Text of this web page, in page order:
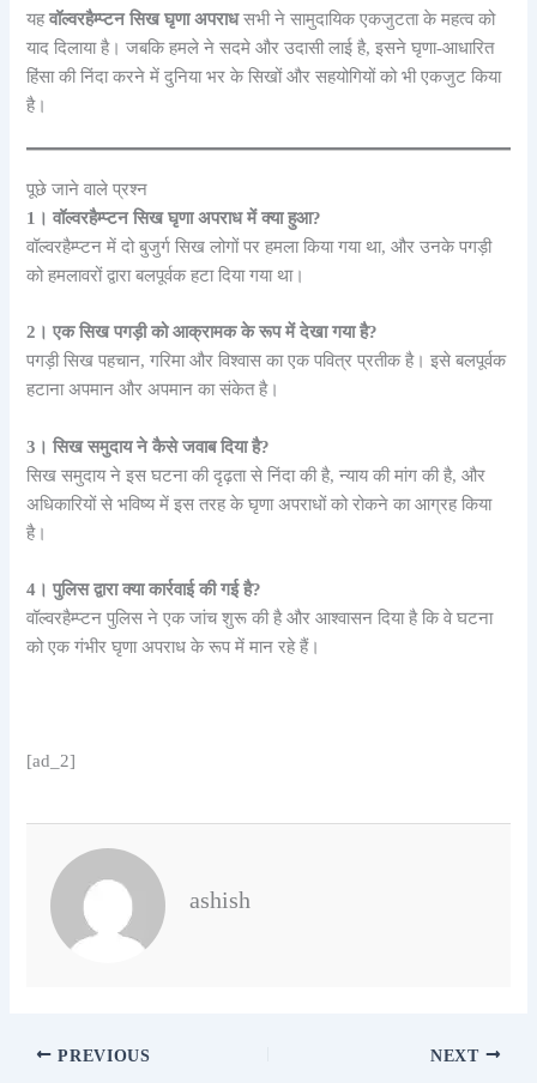
यहवॉल्वरहैम्प्टन सिख घृणा अपराधसभी ने सामुदायिक एकजुटता के महत्व को
याद दिलाया है। जबकि हमले ने सदमे और उदासी लाई है, इसने घृणा-आधारित
हिंसा की निंदा करने में दुनिया भर के सिखों और सहयोगियों को भी एकजुट किया
है।
पूछे जाने वाले प्रश्न
1। वॉल्वरहैम्प्टन सिख घृणा अपराध में क्या हुआ?
वॉल्वरहैम्प्टन में दो बुजुर्ग सिख लोगों पर हमला किया गया था, और उनके पगड़ी
को हमलावरों द्वारा बलपूर्वक हटा दिया गया था।
2। एक सिख पगड़ी को आक्रामक के रूप में देखा गया है?
पगड़ी सिख पहचान, गरिमा और विश्वास का एक पवित्र प्रतीक है। इसे बलपूर्वक
हटाना अपमान और अपमान का संकेत है।
3। सिख समुदाय ने कैसे जवाब दिया है?
सिख समुदाय ने इस घटना की दृढ़ता से निंदा की है, न्याय की मांग की है, और
अधिकारियों से भविष्य में इस तरह के घृणा अपराधों को रोकने का आग्रह किया
है।
4। पुलिस द्वारा क्या कार्रवाई की गई है?
वॉल्वरहैम्प्टन पुलिस ने एक जांच शुरू की है और आश्वासन दिया है कि वे घटना
को एक गंभीर घृणा अपराध के रूप में मान रहे हैं।
[ad_2]
ashish
PREVIOUS NEXT